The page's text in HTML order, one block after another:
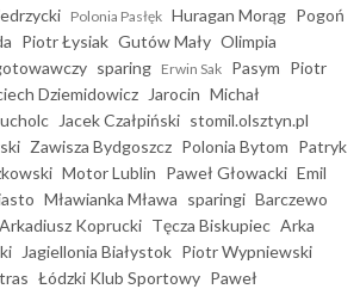
Polonia Pasłęk Huragan Morąg Pogoń
Piotr Łysiak Gutów Mały Olimpia
sparing Erwin Sak Pasym Piotr
Dziemidowicz Jarocin Michał
Jacek Czałpiński stomil.olsztyn.pl
Zawisza Bydgoszcz Polonia Bytom Patryk
Motor Lublin Paweł Głowacki Emil
Mławianka Mława sparingi Barczewo
Arkadiusz Koprucki Tęcza Biskupiec Arka
Jagiellonia Białystok Piotr Wypniewski
Łódzki Klub Sportowy Paweł